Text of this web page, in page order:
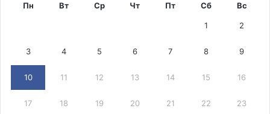
Пн Вт Ср Чт Пт Сб Вс
1 2
3 4 5 6 7 8 9
10 11 12 13 14 15 16
17 18 19 20 21 22 23